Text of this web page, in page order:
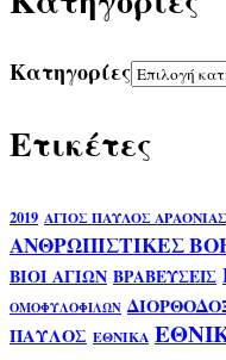
Kατηγορίες
Ετικέτες
2019 ΑΓΙΟΣ ΠΑΥΛΟΣ ΑΡΑΟΝΙΑΣ
ΑΝΘΡΩΠΙΣΤΙΚΕΣ
ΒΙΟΙ ΑΓΙΩΝ ΒΡΑΒΕΥΣΕΙΣ
ΟΜΟΦΥΛΟΦΙΛΩΝ
ΠΑΥΛΟΣ ΕΘΝΙΚΑ